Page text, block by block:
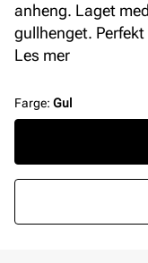
anheng. Laget
gullhenget.
din med et
Les mer
Farge: Gul